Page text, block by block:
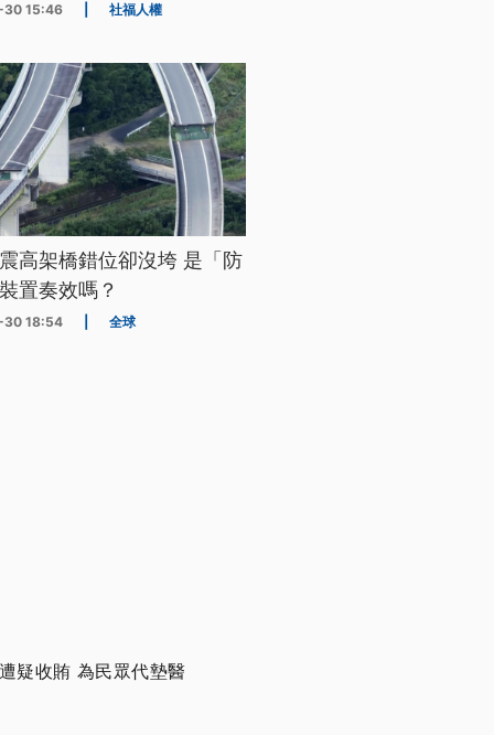
15:46 社福人權
高架橋錯位卻沒垮 是「防
置奏效嗎？
18:54 全球
疑收賄 為民眾代墊醫